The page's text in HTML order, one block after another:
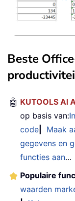
Beste
🤖 KUTOOLS AI
op basis van:
code
Maak
gegevens en
functies aan…
Populaire
waarden